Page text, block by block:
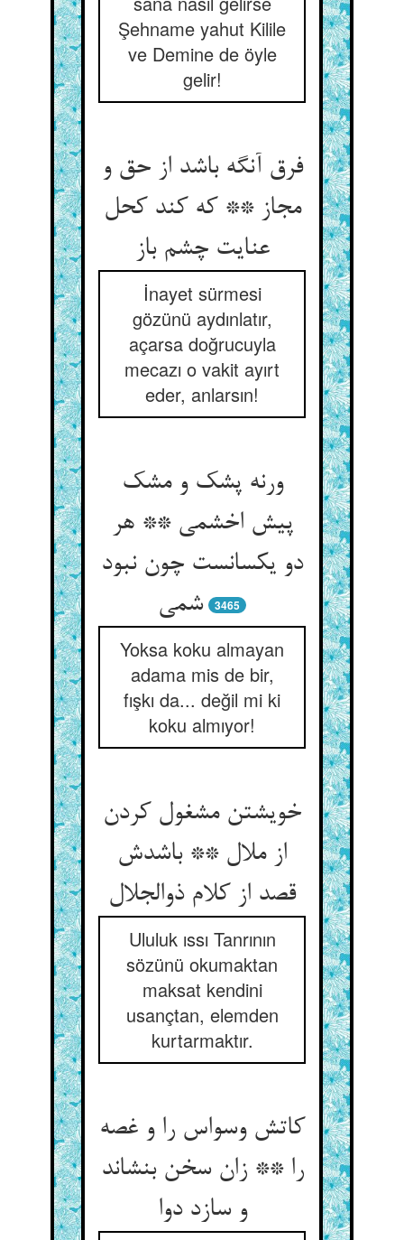
Şehname yahut Kilile
ve Demine de öyle
gelir!
فرق آنگه باشد از حق و
مجاز ** که کند کحل
عنایت چشم باز
İnayet sürmesi
gözünü aydınlatır,
açarsa doğrucuyla
mecazı o vakit ayırt
eder, anlarsın!
ورنه پشک و مشک
پیش اخشمی ** هر
دو یکسانست چون نبود
شمی
3465
Yoksa koku almayan
adama mis de bir,
fışkı da... değil mi ki
koku almıyor!
خویشتن مشغول کردن
از ملال ** باشدش
قصد از کلام ذوالجلال
Ululuk ıssı Tanrının
sözünü okumaktan
maksat kendini
usançtan, elemden
kurtarmaktır.
کاتش وسواس را و غصه
را ** زان سخن بنشاند
و سازد دوا